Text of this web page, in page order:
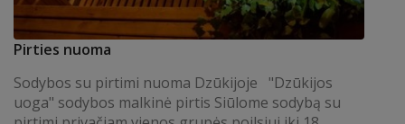
Pirties nuoma
Sodybos su pirtimi nuoma Dzūkijoje "Dzūkijos
uoga" sodybos malkinė pirtis Siūlome sodybą su